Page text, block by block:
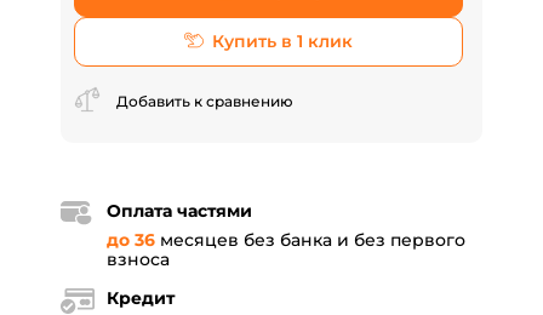
Купить в 1 клик
Добавить к сравнению
Оплата частями
до 36 месяцев без банка и без первого
взноса
Кредит